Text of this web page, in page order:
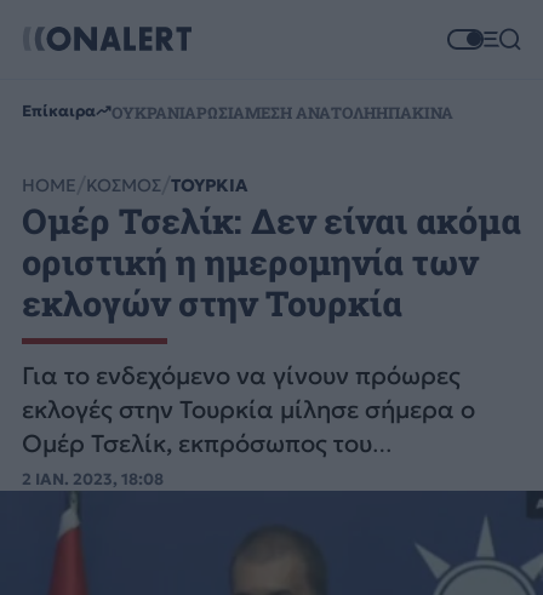
Επίκαιρα ΟΥΚΡΑΝΙΑΡΩΣΙΑΜΕΣΗ ΑΝΑΤΟΛΗΗΠΑΚΙΝΑ
HOME ΚΟΣΜΟΣ ΤΟΥΡΚΙΑ
Ομέρ Τσελίκ: Δεν είναι ακόμα
οριστική η ημερομηνία των
εκλογών στην Τουρκία
Για το ενδεχόμενο να γίνουν πρόωρες
εκλογές στην Τουρκία μίλησε σήμερα ο
Ομέρ Τσελίκ, εκπρόσωπος του
κυβερνώντος κόμματος, AKP.
2 ΙΑΝ. 2023, 18:08